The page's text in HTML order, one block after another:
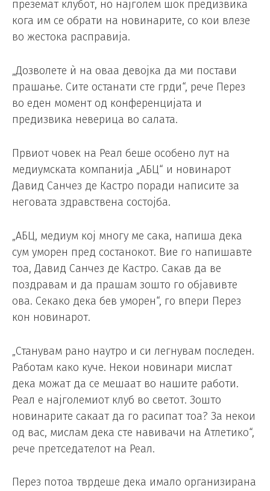
преземат клубот, но најголем шок предизвика
кога им се обрати на новинарите, со кои влезе
во жестока расправија.
„Дозволете ѝ на оваа девојка да ми постави
прашање. Сите останати сте грди“, рече Перез
во еден момент од конференцијата и
предизвика неверица во салата.
Првиот човек на Реал беше особено лут на
медиумската компанија „АБЦ“ и новинарот
Давид Санчез де Кастро поради написите за
неговата здравствена состојба.
„AБЦ, медиум кој многу ме сака, напиша дека
сум уморен пред состанокот. Вие го напишавте
тоа, Давид Санчез де Кастро. Сакав да ве
поздравам и да прашам зошто го објавивте
ова. Секако дека бев уморен“, го впери Перез
кон новинарот.
„Станувам рано наутро и си легнувам последен.
Работам како куче. Некои новинари мислат
дека можат да се мешаат во нашите работи.
Реал е најголемиот клуб во светот. Зошто
новинарите сакаат да го расипат тоа? За некои
од вас, мислам дека сте навивачи на Атлетико“,
рече претседателот на Реал.
Перез потоа тврдеше дека имало организирана